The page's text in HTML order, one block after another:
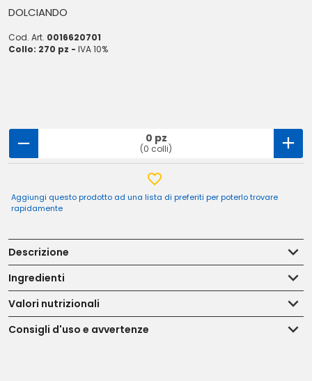
DOLCIANDO
Cod. Art. 0016620701
Collo: 270 pz - IVA 10%
0 pz
(0 colli)
Aggiungi questo prodotto ad una lista di preferiti per poterlo trovare
rapidamente
Descrizione
Ingredienti
Valori nutrizionali
Consigli d'uso e avvertenze